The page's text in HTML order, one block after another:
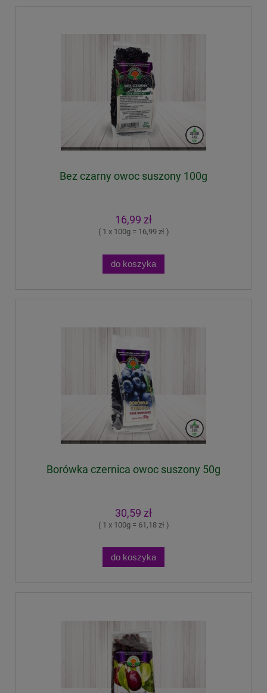
Bez czarny owoc suszony 100g
16,99 zł
( 1 x 100g = 16,99 zł )
do koszyka
Borówka czernica owoc suszony 50g
30,59 zł
( 1 x 100g = 61,18 zł )
do koszyka